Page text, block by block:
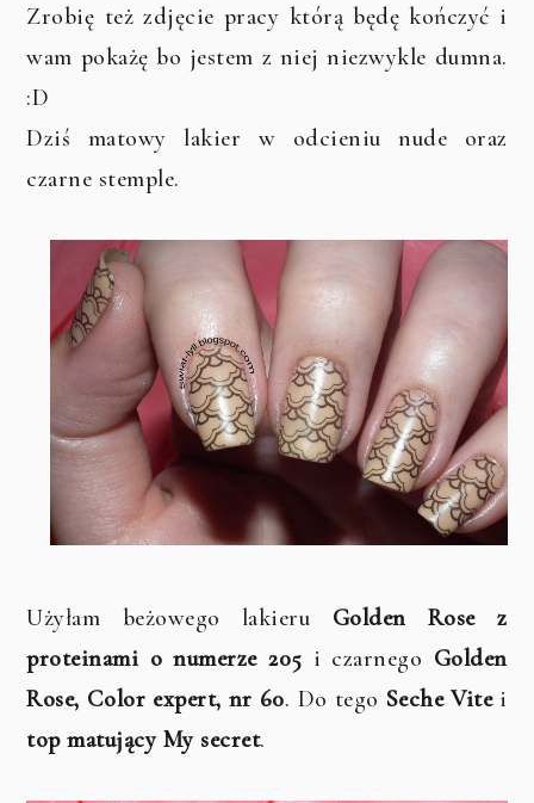
Zrobię też zdjęcie pracy którą będę kończyć i
wam pokażę bo jestem z niej niezwykle dumna.
:D
Dziś matowy lakier w odcieniu nude oraz
czarne stemple.
Użyłam beżowego lakieru Golden Rose z
proteinami o numerze 205 i czarnego Golden
Rose, Color expert, nr 60. Do tego Seche Vitei
top matujący My secret.